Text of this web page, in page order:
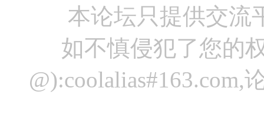
本论坛只提供交流
如不慎侵犯了您的